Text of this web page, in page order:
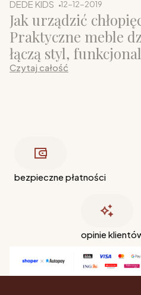
DEDE KIDS 12-12-2019
Jak urządzić
Praktyczne meble
łączą styl,
Czytaj całość
bezpieczne płatności
opinie